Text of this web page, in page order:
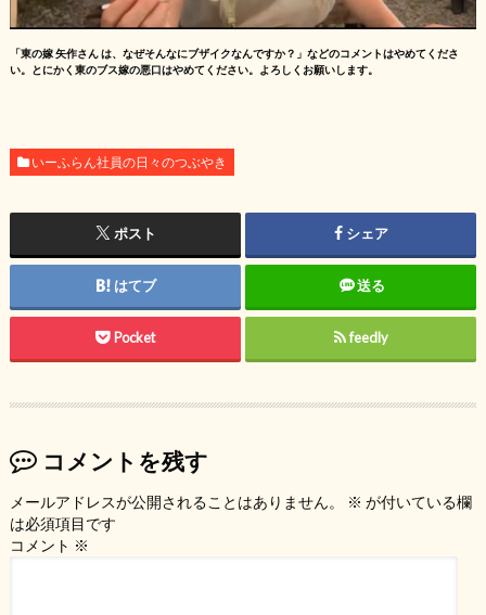
「東の嫁 矢作さん は、なぜそんなにブザイクなんですか？」などのコメントはやめてくださ
い。とにかく東のブス嫁の悪口はやめてください。よろしくお願いします。
いーふらん社員の日々のつぶやき
ポスト シェア
はてブ 送る
Pocket feedly
コメントを残す
メールアドレスが公開されることはありません。 ※ が付いている欄
は必須項目です
コメント ※